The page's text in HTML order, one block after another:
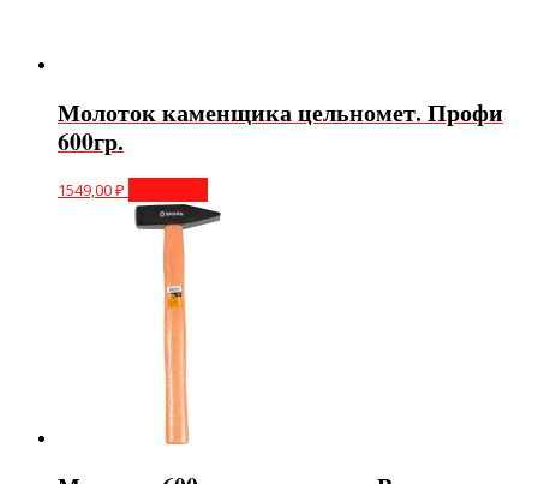
Молоток каменщика цельномет. Профи
600гр.
1549,00₽